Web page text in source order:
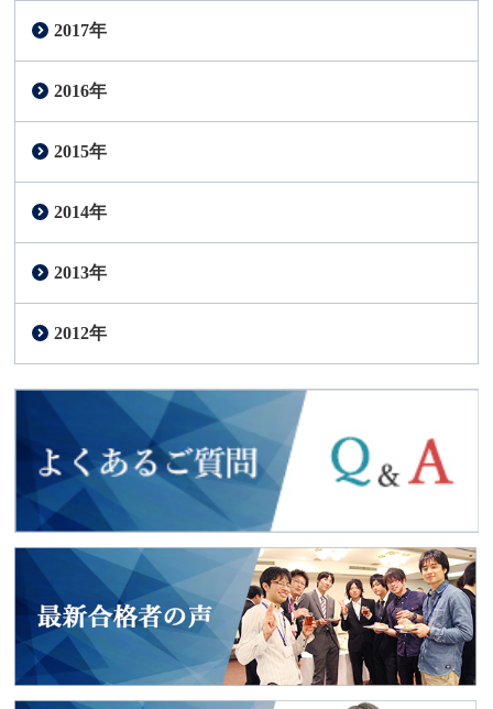
2017年
2016年
2015年
2014年
2013年
2012年
よくあるご質問
2018年度入試